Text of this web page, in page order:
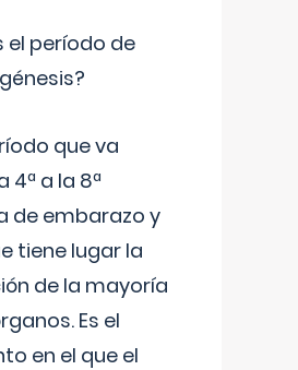
el período de
que va
4ª a la 8ª
de embarazo y
tiene lugar la
de la mayoría
Es el
en el que el